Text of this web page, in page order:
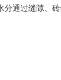
通过缝隙、